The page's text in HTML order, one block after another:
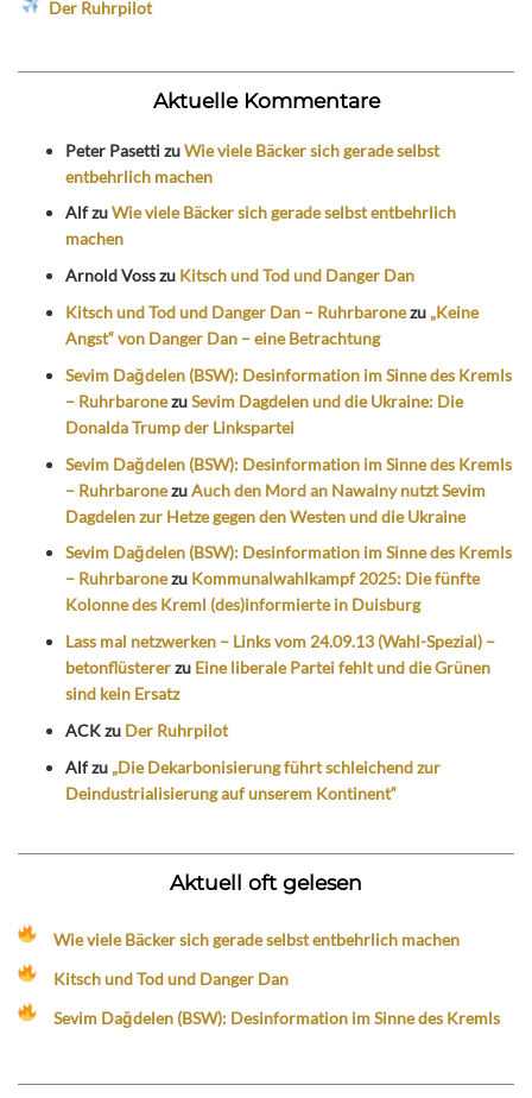
Der Ruhrpilot
Aktuelle Kommentare
Peter PasettizuWie viele Bäcker sich gerade selbst
entbehrlich machen
AlfzuWie viele Bäcker sich gerade selbst entbehrlich
machen
Arnold Vosszu Kitsch und Tod und Danger Dan
Kitsch und Tod und Danger Dan – Ruhrbaronezu „Keine
Angst“ von Danger Dan – eine Betrachtung
Sevim Dağdelen (BSW): Desinformation im Sinne des Kremls
– RuhrbaronezuSevim Dagdelen und die Ukraine: Die
Donalda Trump der Linkspartei
Sevim Dağdelen (BSW): Desinformation im Sinne des Kremls
– RuhrbaronezuAuch den Mord an Nawalny nutzt Sevim
Dagdelen zur Hetze gegen den Westen und die Ukraine
Sevim Dağdelen (BSW): Desinformation im Sinne des Kremls
– Ruhrbaronezu Kommunalwahlkampf 2025: Die fünfte
Kolonne des Kreml (des)informierte in Duisburg
Lass mal netzwerken – Links vom 24.09.13 (Wahl-Spezial) –
betonflüstererzu Eine liberale Partei fehlt und die Grünen
sind kein Ersatz
ACKzu Der Ruhrpilot
Alfzu „Die Dekarbonisierung führt schleichend zur
Deindustrialisierung auf unserem Kontinent“
Aktuell oft gelesen
Wie viele Bäcker sich gerade selbst entbehrlich machen
Kitsch und Tod und Danger Dan
Sevim Dağdelen (BSW): Desinformation im Sinne des Kremls